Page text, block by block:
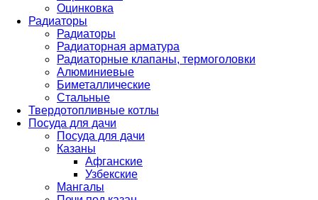
Оцинковка
Радиаторы
Радиаторы
Радиаторная арматура
Радиаторные клапаны, термоголовки
Алюминиевые
Биметаллические
Стальные
Твердотопливные котлы
Посуда для дачи
Посуда для дачи
Казаны
Афганские
Узбекские
Мангалы